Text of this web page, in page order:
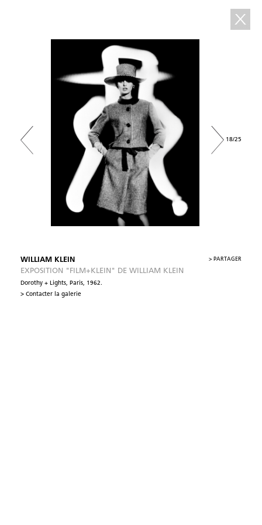
WILLIAM KLEIN
EXPOSITION "FILM+KLEIN" DE WILLIAM KLEIN
Dorothy + Lights, Paris, 1962.
> Contacter la galerie
> PARTAGER
18/25